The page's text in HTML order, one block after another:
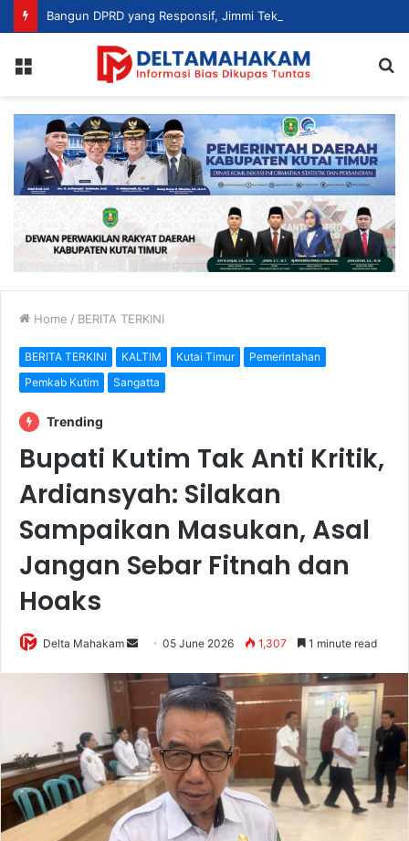
Home / BERITA TERKINI
BERITA TERKINI KALTIM Kutai Timur
Pemerintahan
Pemkab Kutim
Sangatta
Trending
Bupati Kutim Tak Anti Kritik,
Ardiansyah: Silakan
Sampaikan Masukan, Asal
Jangan Sebar Fitnah dan
Hoaks
Delta Mahakam
n
d
a
n
e
m
a
05 June 2026 1,307 1 minute read